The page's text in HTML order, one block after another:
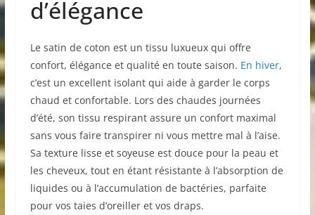
d’élégance
Le satin de coton est un tissu luxueux qui offre
confort, élégance et qualité en toute saison. En hiver,
c’est un excellent isolant qui aide à garder le corps
chaud et confortable. Lors des chaudes journées
d’été, son tissu respirant assure un confort maximal
sans vous faire transpirer ni vous mettre mal à l’aise.
Sa texture lisse et soyeuse est douce pour la peau et
les cheveux, tout en étant résistante à l’absorption de
liquides ou à l’accumulation de bactéries, parfaite
pour vos taies d’oreiller et vos draps.